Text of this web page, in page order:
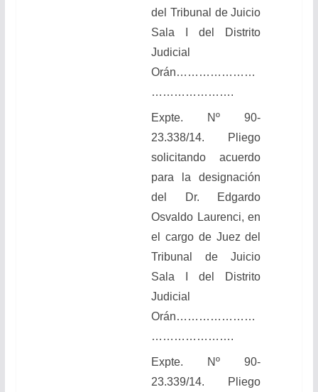
del Tribunal de Juicio
Sala I del Distrito
Judicial
Orán…………………
………………….
Expte. Nº 90-
23.338/14. Pliego
solicitando acuerdo
para la designación
del Dr. Edgardo
Osvaldo Laurenci, en
el cargo de Juez del
Tribunal de Juicio
Sala I del Distrito
Judicial
Orán…………………
………………….
Expte. Nº 90-
23.339/14. Pliego